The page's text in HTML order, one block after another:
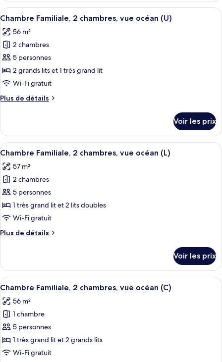
|
18+)
|
18+)
Double,
vue
mer
(E)
type
de
Chambre
Double,
vue
mer
(E)
Afficher
toutes
les
photos
pour
ce
type
chambre :
2
chambres,
vue
océan
(U)
Une chambre d’hôtel avec un lit,
5
Chambre Familiale, 2 chambres, vue océan (U)
56 m²
2 chambres
5 personnes
2 grands lits et 1 très grand lit
Wi-Fi gratuit
Plus de détails
Plus
le
type
de
Chambre
Familiale,
chambres,
vue
océan
(U)
Voir les prix
Afficher
toutes
les
photos
pour
ce
type
chambre :
2
chambres,
vue
océan
(L)
Une chambre d’hôtel avec un lit,
5
Chambre Familiale, 2 chambres, vue océan (L)
57 m²
2 chambres
5 personnes
1 très grand lit et 2 lits doubles
Wi-Fi gratuit
Plus de détails
Plus
le
type
de
Chambre
Familiale,
chambres,
vue
océan
(L)
Voir les prix
Afficher
toutes
les
photos
pour
ce
type
Une chambre d’hôtel avec un lit,
5
Chambre Familiale, 2 chambres, vue océan (C)
56 m²
1 chambre
5 personnes
1 très grand lit et 2 grands lits
Wi-Fi gratuit